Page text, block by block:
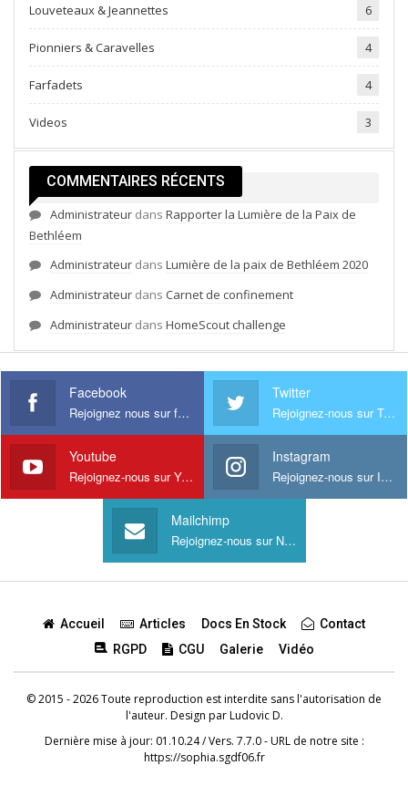
Louveteaux & Jeannettes 6
Pionniers & Caravelles 4
Farfadets 4
Videos 3
COMMENTAIRES RÉCENTS
Administrateur dans Rapporter la Lumière de la Paix de
Bethléem
Administrateur dans Lumière de la paix de Bethléem 2020
Administrateur dans Carnet de confinement
Administrateur dans HomeScout challenge
Facebook
Rejoignez nous sur facebook
Twitter
Rejoignez-nous sur Twitter
Youtube
Rejoignez-nous sur Youtube
Instagram
Rejoignez-nous sur Instagram
Mailchimp
Rejoignez-nous sur Newsletter
Accueil Articles Docs En Stock
Contact
RGPD
CGU Galerie Vidéo
© 2015 - 2026 Toute reproduction est interdite sans l'autorisation de
l'auteur. Design parLudovic D.
Dernière mise à jour: 01.10.24 / Vers. 7.7.0 - URL de notre site :
https://sophia.sgdf06.fr